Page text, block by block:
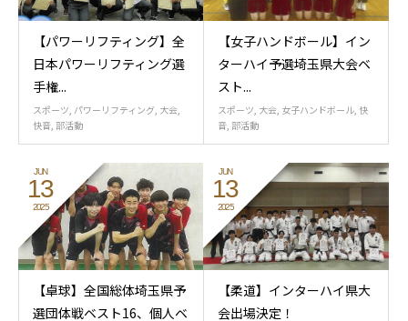
【パワーリフティング】全
日本パワーリフティング選
手権...
スポーツ パワーリフティング 大会
快音 部活動
【女子ハンドボール】イン
ターハイ予選埼玉県大会ベ
スト...
スポーツ 大会 女子ハンドボール 快
音 部活動
JUN
13
2025
【卓球】全国総体埼玉県予
選団体戦ベスト16、個人ベ
JUN
13
2025
【柔道】インターハイ県大
会出場決定！